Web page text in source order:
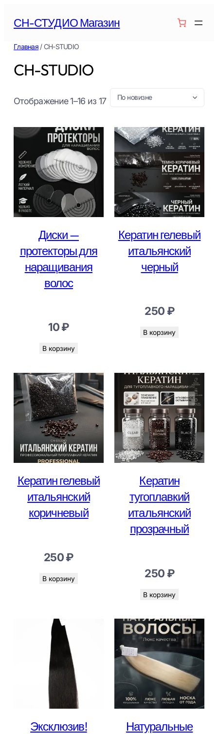
СН-СТУДИО Магазин
Главная/ CH-STUDIO
CH-STUDIO
Отображение 1–16 из 17Сортировка:
недавние
Диски —
протекторы для
наращивания
волос
10₽
В корзину
Кератин гелевый
итальянский
черный
250 ₽
В корзину
Кератин гелевый
итальянский
коричневый
250₽
В корзину
Кератин
тугоплавкий
итальянский
прозрачный
250 ₽
В корзину
Эксклюзив!
Натуральные